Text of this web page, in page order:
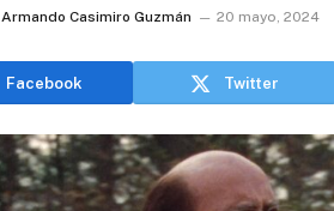
Armando Casimiro Guzmán 20 mayo, 2024
Facebook Twitter